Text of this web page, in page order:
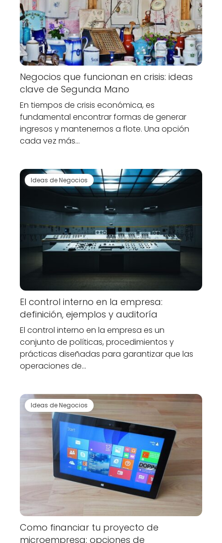
Negocios que funcionan en crisis: ideas
clave de Segunda Mano
En tiempos de crisis económica, es
fundamental encontrar formas de generar
ingresos y mantenernos a flote. Una opción
cada vez más…
Ideas de Negocios
El control interno en la empresa:
definición, ejemplos y auditoría
El control interno en la empresa es un
conjunto de políticas, procedimientos y
prácticas diseñadas para garantizar que las
operaciones de…
Ideas de Negocios
Como financiar tu proyecto de
microempresa: opciones de